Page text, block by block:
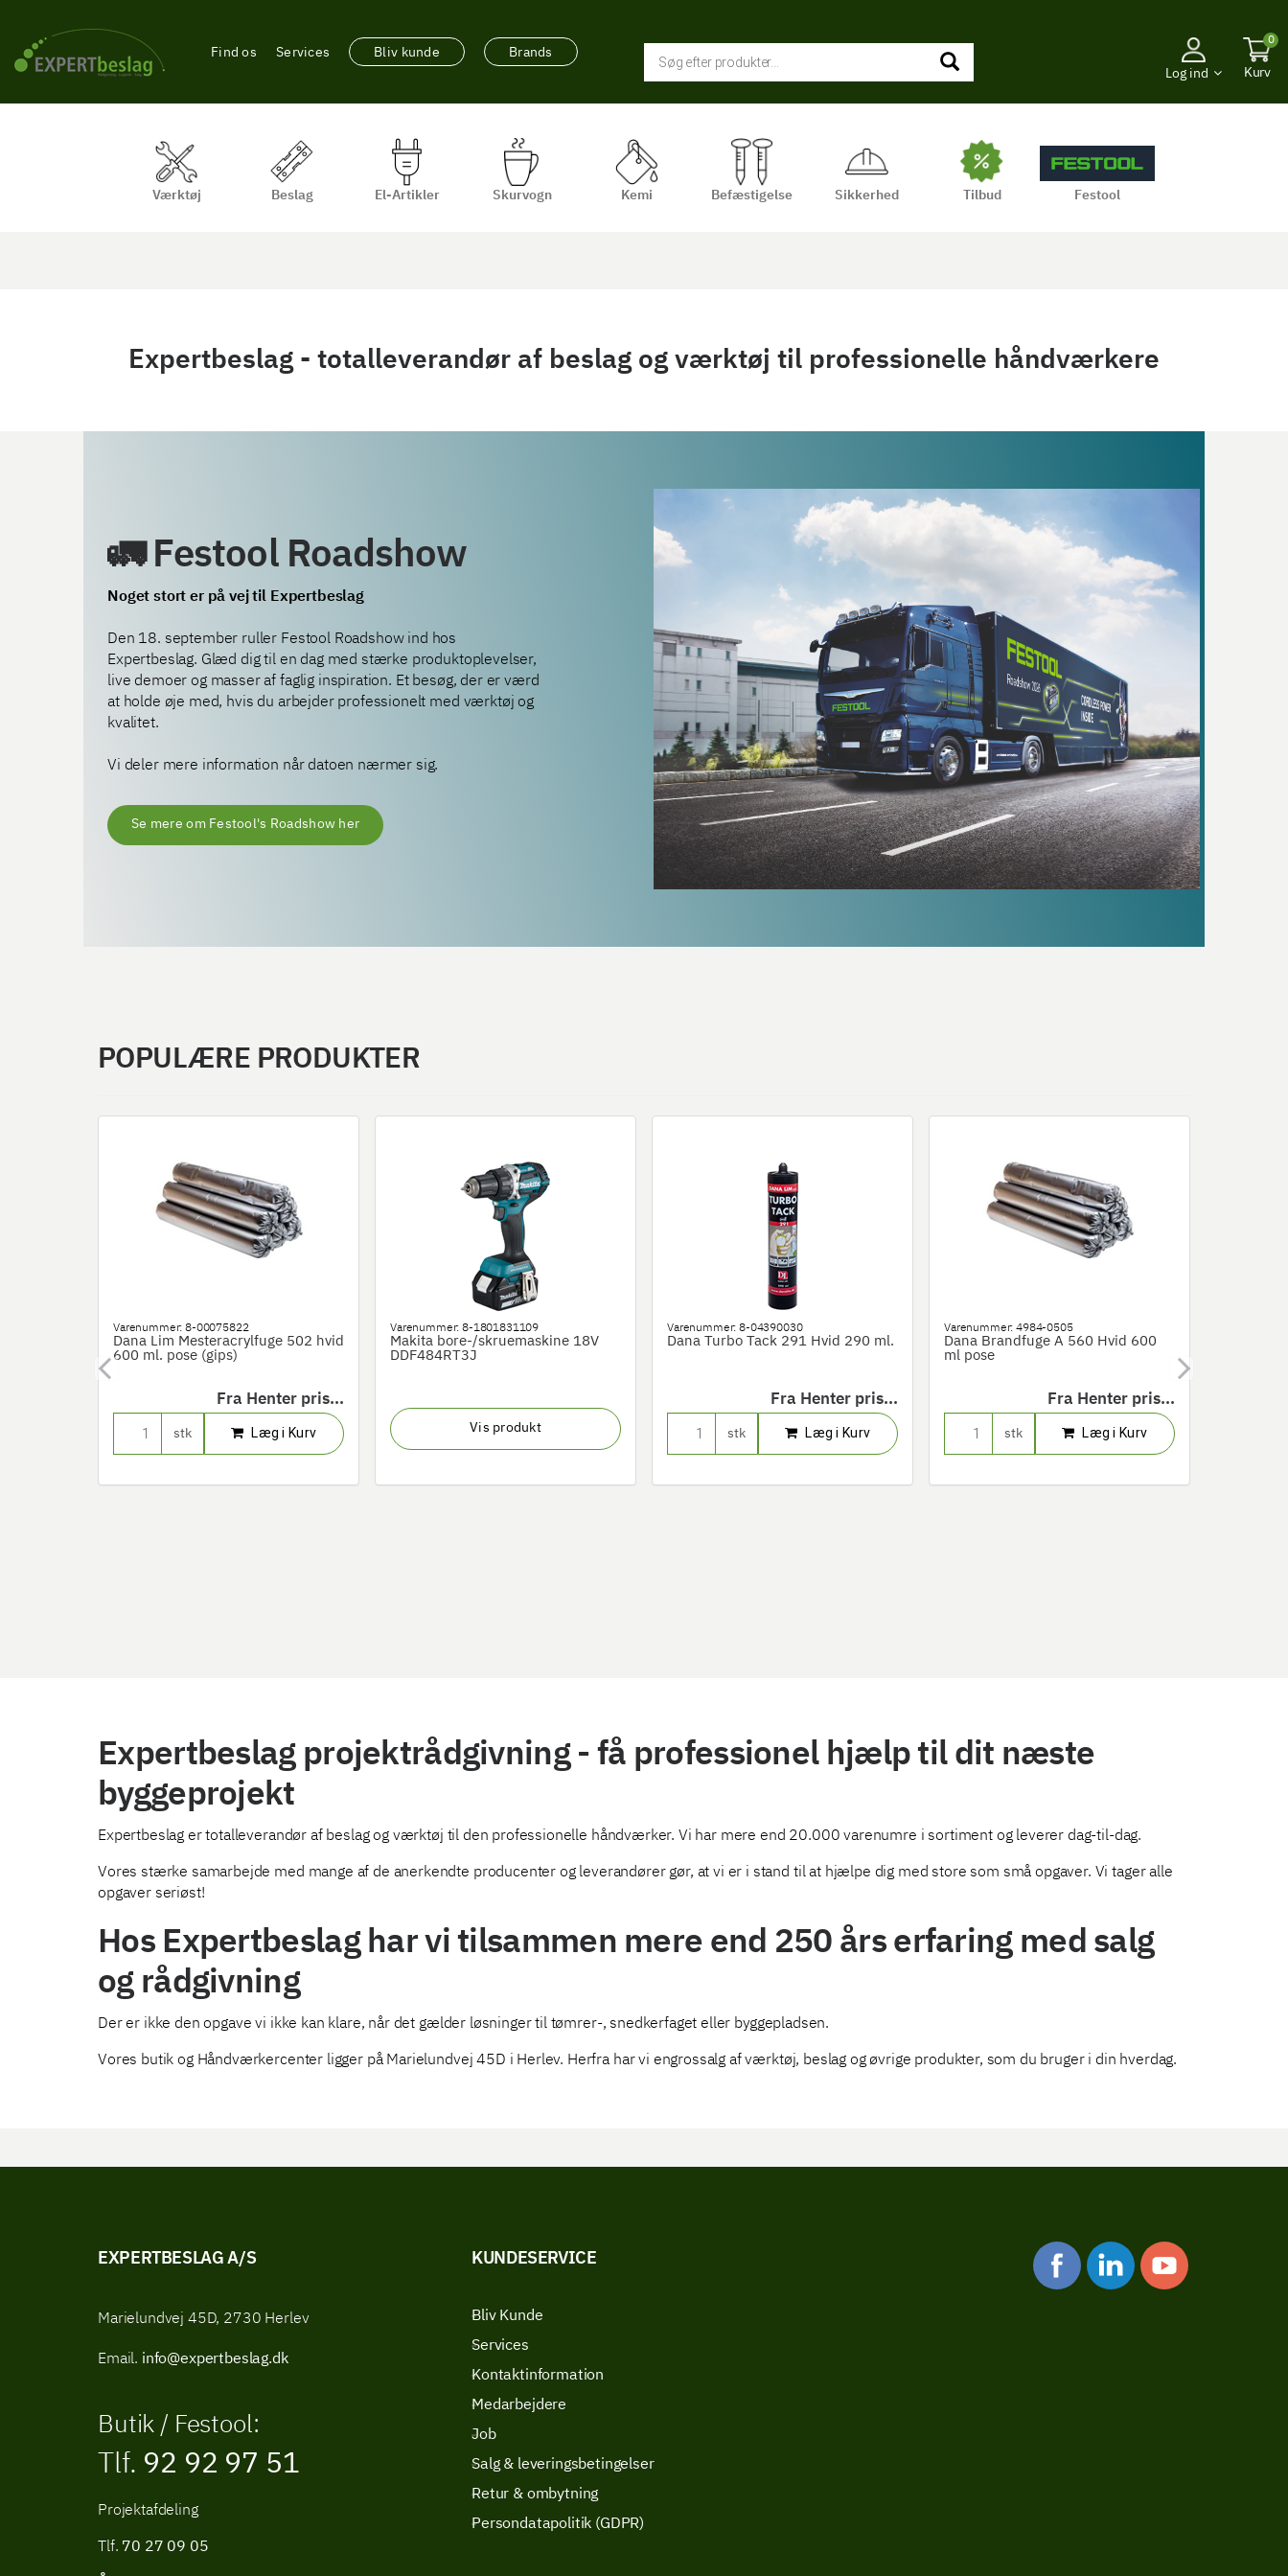
Værktøj Beslag El-Artikler Skurvogn Kemi Befæstigelse Sikkerhed Tilbud Festool
Find os Services Bliv kunde
Brands
Log ind
Kurv
0
Expertbeslag - totalleverandør af beslag og værktøj til professionelle håndværkere
🚛 Festool Roadshow
Noget stort er på vej til Expertbeslag
Den 18. september ruller Festool Roadshow ind hos
Expertbeslag. Glæd dig til en dag med stærke produktoplevelser,
live demoer og masser af faglig inspiration. Et besøg, der er værd
at holde øje med, hvis du arbejder professionelt med værktøj og
kvalitet.
Vi deler mere information når datoen nærmer sig.
Se mere om Festool's Roadshow her
POPULÆRE PRODUKTER
Varenummer:8-00075822
Dana Lim Mesteracrylfuge 502 hvid
600 ml. pose (gips)
Fra Henter pris...
stk Læg i Kurv
Varenummer:8-1801831109
Makita bore-/skruemaskine 18V
DDF484RT3J
Vis produkt
Varenummer:8-04390030
Dana Turbo Tack 291 Hvid 290 ml.
Fra Henter pris...
stk Læg i Kurv
Varenummer:4984-0505
Dana Brandfuge A 560 Hvid 600
ml pose
Fra Henter pris...
stk Læg i Kurv
Expertbeslag projektrådgivning - få professionel hjælp til dit næste
byggeprojekt
Expertbeslag er totalleverandør af beslag og værktøj til den professionelle håndværker. Vi har mere end 20.000 varenumre i sortiment og leverer dag-til-dag.
Vores stærke samarbejde med mange af de anerkendte producenter og leverandører gør, at vi er i stand til at hjælpe dig med store som små opgaver. Vi tager alle
opgaver seriøst!
Hos Expertbeslag har vi tilsammen mere end 250 års erfaring med salg
og rådgivning
Der er ikke den opgave vi ikke kan klare, når det gælder løsninger til tømrer-, snedkerfaget eller byggepladsen.
Vores butik og Håndværkercenter ligger på Marielundvej 45D i Herlev. Herfra har vi engrossalg af værktøj, beslag og øvrige produkter, som du bruger i din hverdag.
EXPERTBESLAG A/S
Marielundvej 45D, 2730 Herlev
Email. info@expertbeslag.dk
Butik / Festool:
Tlf. 92 92 97 51
Projektafdeling
Tlf. 70 27 09 05
KUNDESERVICE
Bliv Kunde
Services
Kontaktinformation
Medarbejdere
Job
Salg & leveringsbetingelser
Retur & ombytning
Persondatapolitik (GDPR)